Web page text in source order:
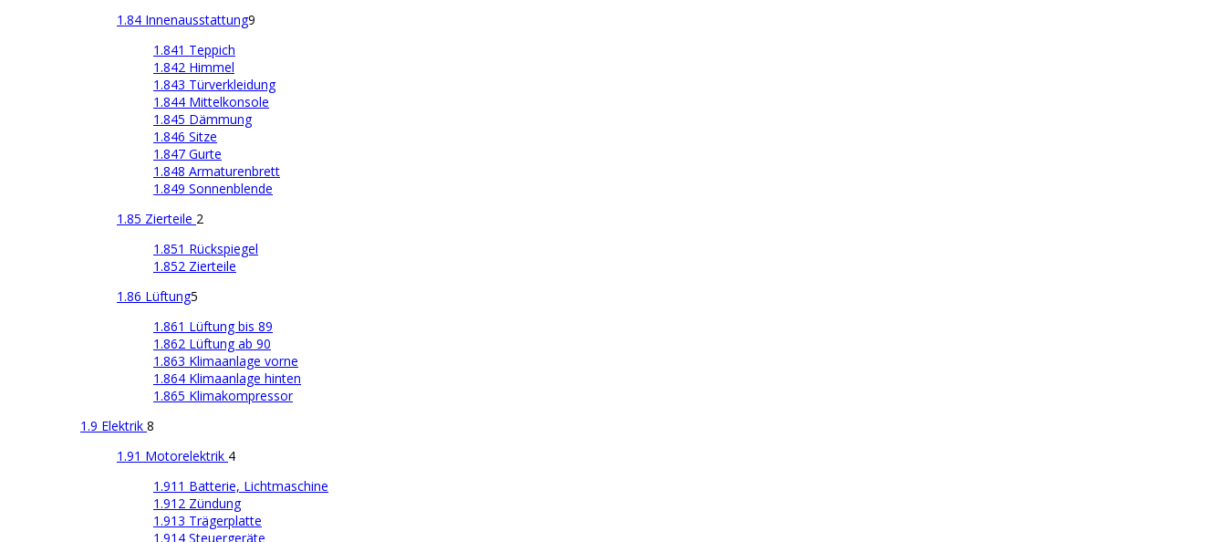
1.84 Innenausstattung9
1.841 Teppich
1.842 Himmel
1.843 Türverkleidung
1.844 Mittelkonsole
1.845 Dämmung
1.846 Sitze
1.847 Gurte
1.848 Armaturenbrett
1.849 Sonnenblende
1.85 Zierteile 2
1.851 Rückspiegel
1.852 Zierteile
1.86 Lüftung5
1.861 Lüftung bis 89
1.862 Lüftung ab 90
1.863 Klimaanlage vorne
1.864 Klimaanlage hinten
1.865 Klimakompressor
1.9 Elektrik 8
1.91 Motorelektrik 4
1.911 Batterie, Lichtmaschine
1.912 Zündung
1.913 Trägerplatte
1.914 Steuergeräte